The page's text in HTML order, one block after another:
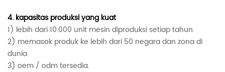
4. kapasitas produksi yang kuat
1) lebih dari 10.000 unit mesin diproduksi setiap tahun.
2) memasok produk ke lebih dari 50 negara dan zona di
dunia.
3) oem / odm tersedia.